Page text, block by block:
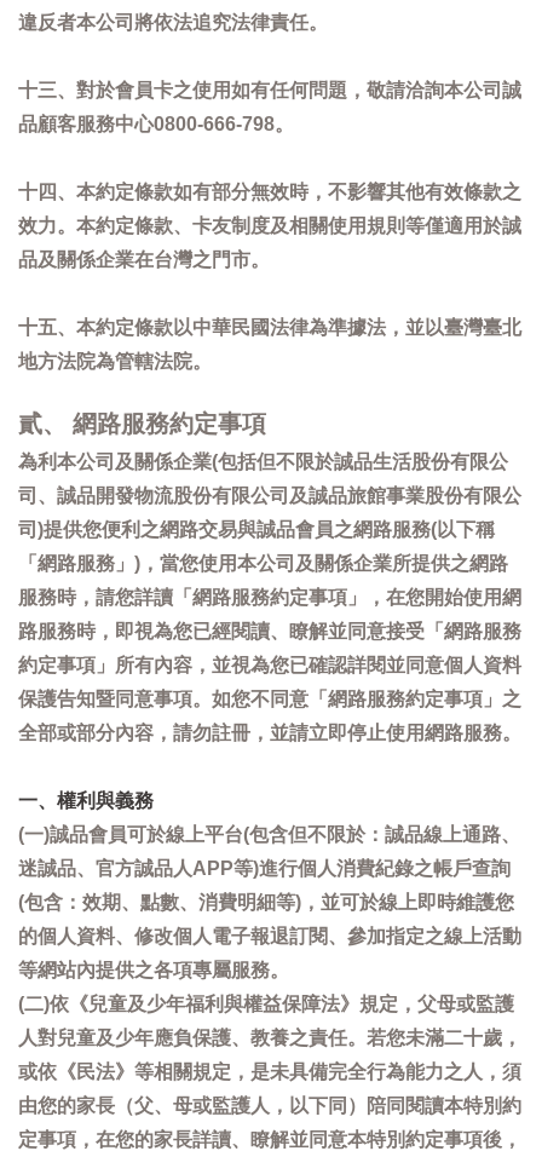
違反者本公司將依法追究法律責任。
十三、對於會員卡之使用如有任何問題，敬請洽詢本公司誠
品顧客服務中心0800-666-798。
十四、本約定條款如有部分無效時，不影響其他有效條款之
效力。本約定條款、卡友制度及相關使用規則等僅適用於誠
品及關係企業在台灣之門市。
十五、本約定條款以中華民國法律為準據法，並以臺灣臺北
地方法院為管轄法院。
貳、 網路服務約定事項
為利本公司及關係企業(包括但不限於誠品生活股份有限公
司、誠品開發物流股份有限公司及誠品旅館事業股份有限公
司)提供您便利之網路交易與誠品會員之網路服務(以下稱
「網路服務」)，當您使用本公司及關係企業所提供之網路
服務時，請您詳讀「網路服務約定事項」，在您開始使用網
路服務時，即視為您已經閱讀、瞭解並同意接受「網路服務
約定事項」所有內容，並視為您已確認詳閱並同意個人資料
保護告知暨同意事項。如您不同意「網路服務約定事項」之
全部或部分內容，請勿註冊，並請立即停止使用網路服務。
一、權利與義務
(一)誠品會員可於線上平台(包含但不限於：誠品線上通路、
迷誠品、官方誠品人APP等)進行個人消費紀錄之帳戶查詢
(包含：效期、點數、消費明細等)，並可於線上即時維護您
的個人資料、修改個人電子報退訂閱、參加指定之線上活動
等網站內提供之各項專屬服務。
(二)依《兒童及少年福利與權益保障法》規定，父母或監護
人對兒童及少年應負保護、教養之責任。若您未滿二十歲，
或依《民法》等相關規定，是未具備完全行為能力之人，須
由您的家長（父、母或監護人，以下同）陪同閱讀本特別約
定事項，在您的家長詳讀、瞭解並同意本特別約定事項後，